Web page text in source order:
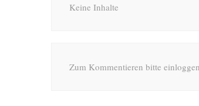
Keine Inhalte
Zum Kommentieren bitte